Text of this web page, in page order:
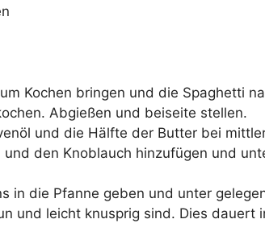
Kochen bringen und die Spaghetti
Abgießen und beiseite stellen.
und die Hälfte der Butter bei
den Knoblauch hinzufügen und
in die Pfanne geben und unter
und leicht knusprig sind. Dies dauert